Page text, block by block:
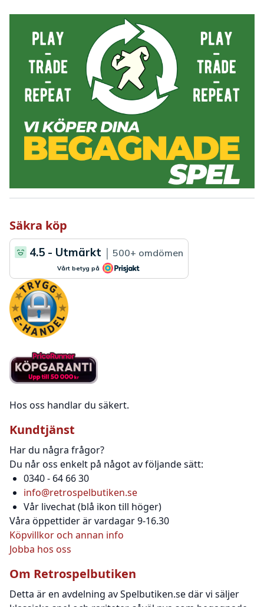
Säkra köp
Hos oss handlar du säkert.
Kundtjänst
Har du några frågor?
Du når oss enkelt på något av följande sätt:
0340 - 64 66 30
info@retrospelbutiken.se
Vår livechat (blå ikon till höger)
Våra öppettider är vardagar 9-16.30
Köpvillkor och annan info
Jobba hos oss
Om Retrospelbutiken
Detta är en avdelning av Spelbutiken.se där vi säljer